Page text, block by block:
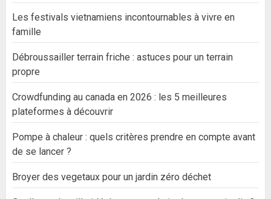
Les festivals vietnamiens incontournables à vivre en
famille
Débroussailler terrain friche : astuces pour un terrain
propre
Crowdfunding au canada en 2026 : les 5 meilleures
plateformes à découvrir
Pompe à chaleur : quels critères prendre en compte avant
de se lancer ?
Broyer des vegetaux pour un jardin zéro déchet